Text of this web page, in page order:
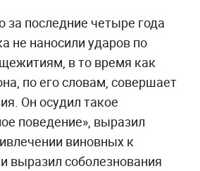
за последние четыре года
не наносили ударов по
в то время как
по его словам, совершает
Он осудил такое
поведение», выразил
виновных к
выразил соболезнования